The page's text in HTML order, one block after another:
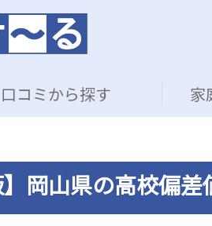
口コミから探す 家
】岡山県の高校偏差